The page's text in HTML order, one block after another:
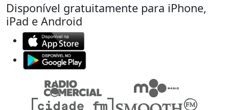
Disponível gratuitamente para iPhone,
iPad e Android